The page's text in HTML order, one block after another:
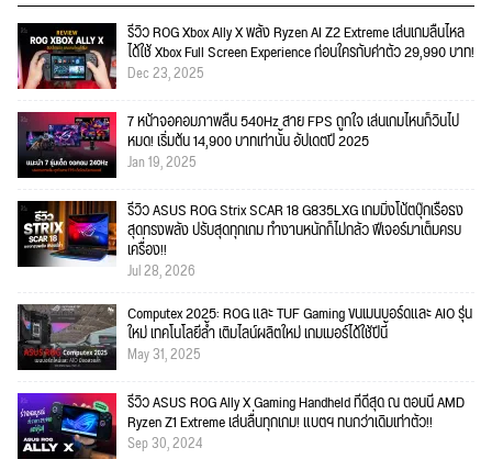
รีวิว ROG Xbox Ally X พลัง Ryzen AI Z2 Extreme เล่นเกมลื่นไหล
ได้ใช้ Xbox Full Screen Experience ก่อนใครกับค่าตัว 29,990 บาท!
Dec 23, 2025
7 หน้าจอคอมภาพลื่น 540Hz สาย FPS ถูกใจ เล่นเกมไหนก็วินไป
หมด! เริ่มต้น 14,900 บาทเท่านั้น อัปเดตปี 2025
Jan 19, 2025
รีวิว ASUS ROG Strix SCAR 18 G835LXG เกมมิ่งโน้ตบุ๊กเรือธง
สุดทรงพลัง ปรับสุดทุกเกม ทำงานหนักก็ไม่กลัว ฟีเจอร์มาเต็มครบ
เครื่อง!!
Jul 28, 2026
Computex 2025: ROG และ TUF Gaming ขนเมนบอร์ดและ AIO รุ่น
ใหม่ เทคโนโลยีล้ำ เติมไลน์ผลิตใหม่ เกมเมอร์ได้ใช้ปีนี้
May 31, 2025
รีวิว ASUS ROG Ally X Gaming Handheld ที่ดีสุด ณ ตอนนี้ AMD
Ryzen Z1 Extreme เล่นลื่นทุกเกม! แบตฯ ทนกว่าเดิมเท่าตัว!!
Sep 30, 2024